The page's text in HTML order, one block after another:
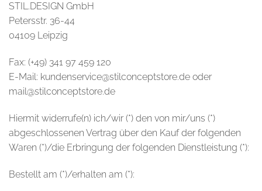
STIL.DESIGN GmbH
Petersstr. 36-44
04109 Leipzig
Fax: (+49) 341 97 459 120
E-Mail: kundenservice@stilconceptstore.de oder
mail@stilconceptstore.de
Hiermit widerrufe(n) ich/wir (*) den von mir/uns (*)
abgeschlossenen Vertrag über den Kauf der folgenden
Waren (*)/die Erbringung der folgenden Dienstleistung (*):
Bestellt am (*)/erhalten am (*):